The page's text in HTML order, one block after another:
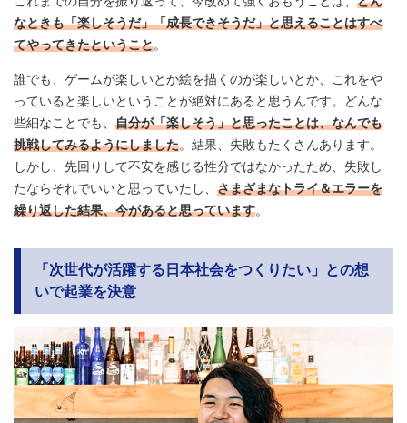
なときも「楽しそうだ」「成長できそうだ」と思えることはすべ
てやってきたということ。
誰でも、ゲームが楽しいとか絵を描くのが楽しいとか、これをや
っていると楽しいということが絶対にあると思うんです。どんな
些細なことでも、 自分が「楽しそう」と思ったことは、なんでも
挑戦してみるようにしました。結果、失敗もたくさんあります。
しかし、先回りして不安を感じる性分ではなかったため、失敗し
たならそれでいいと思っていたし、 さまざまなトライ＆エラーを
繰り返した結果、今があると思っています。
「次世代が活躍する日本社会をつくりたい」との想
いで起業を決意